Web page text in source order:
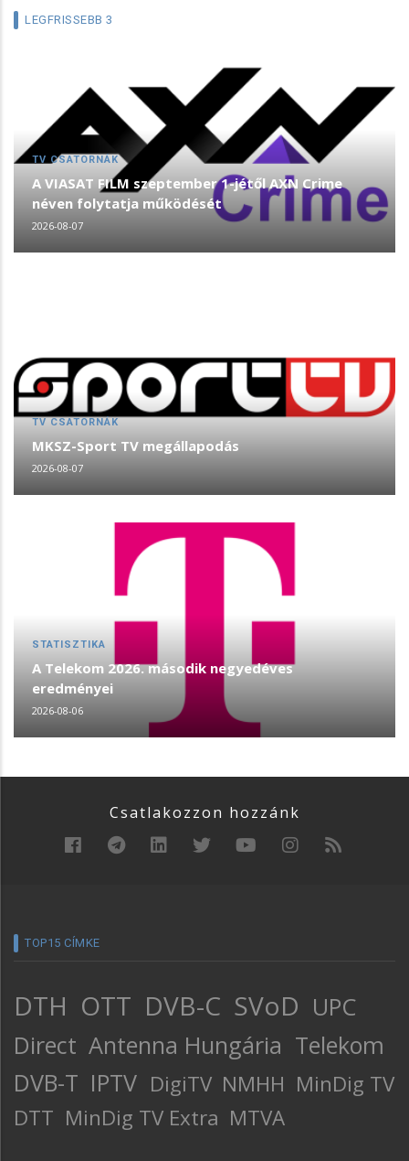
LEGFRISSEBB 3
TV CSATORNÁK
A VIASAT FILM szeptember 1-jétől AXN Crime
néven folytatja működését
2026-08-07
TV CSATORNÁK
MKSZ-Sport TV megállapodás
2026-08-07
STATISZTIKA
A Telekom 2026. második negyedéves
eredményei
2026-08-06
Csatlakozzon hozzánk
TOP15 CÍMKE
DTH OTT DVB-C SVoD UPC
Direct Antenna Hungária Telekom
DVB-T IPTV DigiTV NMHH MinDig TV
DTT MinDig TV Extra MTVA